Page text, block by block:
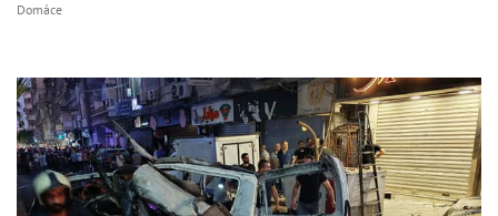
Domáce